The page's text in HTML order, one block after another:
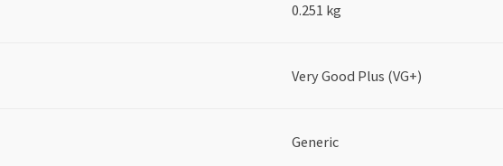
0.251 kg
Very Good Plus (VG+)
Generic